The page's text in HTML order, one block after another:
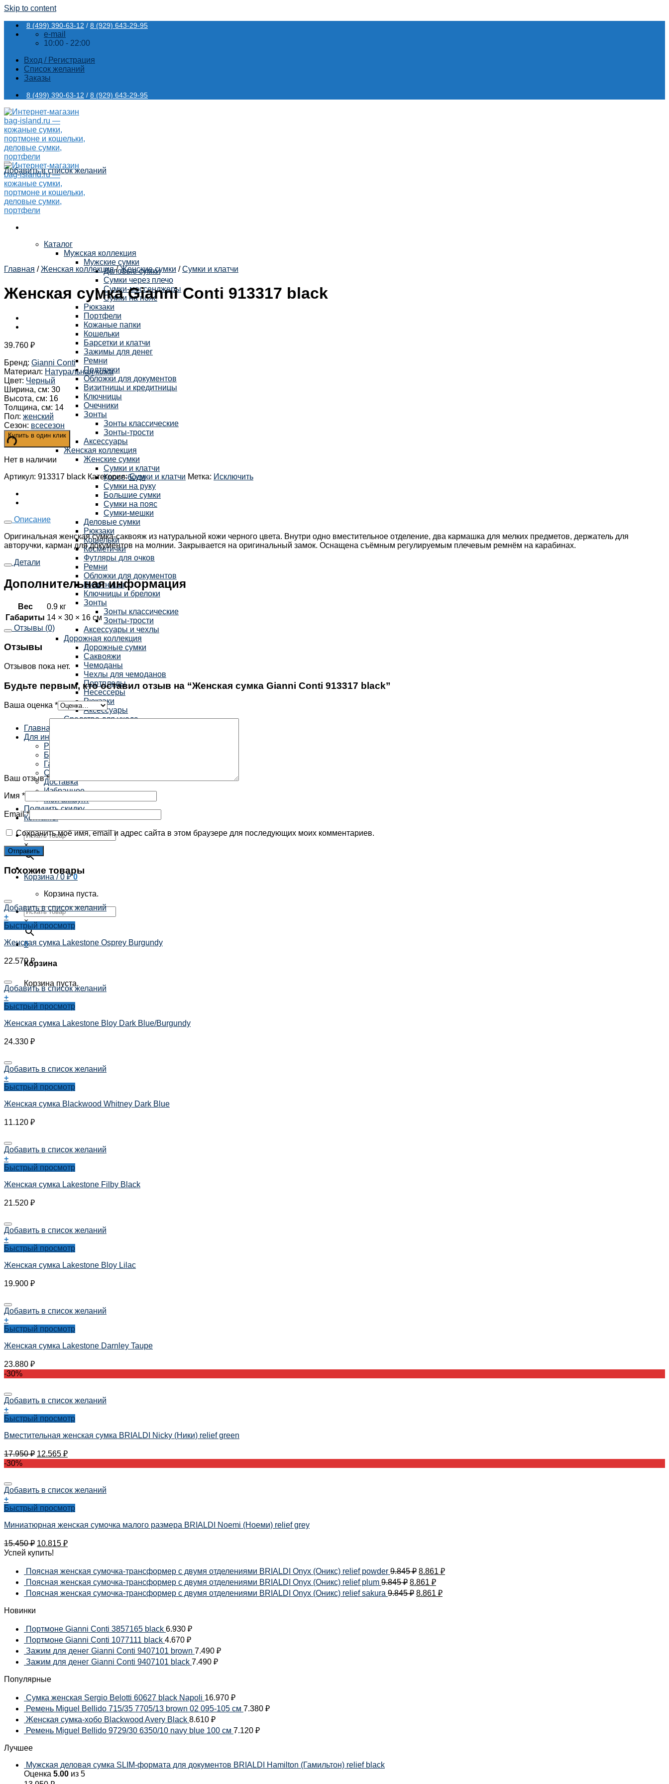
Skip to content
8 (499) 390-63-12 / 8 (929) 643-29-95
e-mail
10:00 - 22:00
Вход / Регистрация
Список желаний
Заказы
8 (499) 390-63-12 / 8 (929) 643-29-95
Каталог
Мужская коллекция
Мужские сумки
Деловые сумки
Сумки через плечо
Сумки-мессенджеры
Сумки на пояс
Рюкзаки
Портфели
Кожаные папки
Кошельки
Барсетки и клатчи
Зажимы для денег
Ремни
Подтяжки
Обложки для документов
Визитницы и кредитницы
Ключницы
Очечники
Зонты
Зонты классические
Зонты-трости
Аксессуары
Женская коллекция
Женские сумки
Сумки и клатчи
Кросс-боди
Сумки на руку
Большие сумки
Сумки на пояс
Сумки-мешки
Деловые сумки
Рюкзаки
Кошельки
Косметички
Футляры для очков
Ремни
Обложки для документов
Визитницы
Ключницы и брелоки
Зонты
Зонты классические
Зонты-трости
Аксессуары и чехлы
Дорожная коллекция
Дорожные сумки
Саквояжи
Чемоданы
Чехлы для чемоданов
Портпледы
Несессеры
Рюкзаки
Аксессуары
Средства для ухода
Главная
Для информации
Распродажа
Бренды
Гарантия
Способы оплаты
Доставка
Избранное
Мой аккаунт
Получить скидку
Контакты
×
Корзина /0 ₽ 0
Корзина пуста.
×
0
Корзина
Корзина пуста.
Добавить в список желаний
Главная / Женская коллекция / Женские сумки / Сумки и клатчи
Женская сумка Gianni Conti 913317 black
39.760 ₽
Бренд: Gianni Conti
Материал: Натуральная кожа
Цвет: Черный
Ширина, см: 30
Высота, см: 16
Толщина, см: 14
Пол: женский
Сезон: всесезон
Купить в один клик
Нет в наличии
Артикул: 913317 black Категория:Сумки и клатчи Метка: Исключить
Описание
Оригинальная женская сумка-саквояж из натуральной кожи черного цвета. Внутри одно вместительное отделение, два кармашка для мелких предметов, держатель для
авторучки, карман для документов на молнии. Закрывается на оригинальный замок. Оснащена съёмным регулируемым плечевым ремнём на карабинах.
Детали
Дополнительная информация
Вес
0.9 кг
Габариты 14 × 30 × 16 см
Отзывы (0)
Отзывы
Отзывов пока нет.
Будьте первым, кто оставил отзыв на “Женская сумка Gianni Conti 913317 black”
Ваша оценка *
Ваш отзыв*
Имя *
Email*
Сохранить моё имя, email и адрес сайта в этом браузере для последующих моих комментариев.
Похожие товары
Добавить в список желаний
+
Быстрый просмотр
Женская сумка Lakestone Osprey Burgundy
22.570₽
Добавить в список желаний
+
Быстрый просмотр
Женская сумка Lakestone Bloy Dark Blue/Burgundy
24.330 ₽
Добавить в список желаний
+
Быстрый просмотр
Женская сумка Blackwood Whitney Dark Blue
11.120 ₽
Добавить в список желаний
+
Быстрый просмотр
Женская сумка Lakestone Filby Black
21.520 ₽
Добавить в список желаний
+
Быстрый просмотр
Женская сумка Lakestone Bloy Lilac
19.900 ₽
Добавить в список желаний
+
Быстрый просмотр
Женская сумка Lakestone Darnley Taupe
23.880 ₽
-30%
Добавить в список желаний
+
Быстрый просмотр
Вместительная женская сумка BRIALDI Nicky (Ники) relief green
17.950₽ 12.565 ₽
-30%
Добавить в список желаний
+
Быстрый просмотр
Миниатюрная женская сумочка малого размера BRIALDI Noemi (Ноеми) relief grey
15.450₽ 10.815 ₽
Успей купить!
Поясная женская сумочка-трансформер с двумя отделениями BRIALDI Onyx (Оникс) relief powder 9.845₽ 8.861 ₽
Поясная женская сумочка-трансформер с двумя отделениями BRIALDI Onyx (Оникс) relief plum 9.845₽ 8.861 ₽
Поясная женская сумочка-трансформер с двумя отделениями BRIALDI Onyx (Оникс) relief sakura 9.845₽ 8.861 ₽
Новинки
Портмоне Gianni Conti 3857165 black 6.930 ₽
Портмоне Gianni Conti 1077111 black 4.670 ₽
Зажим для денег Gianni Conti 9407101 brown 7.490 ₽
Зажим для денег Gianni Conti 9407101 black 7.490 ₽
Популярные
Cумка женская Sergio Belotti 60627 black Napoli 16.970 ₽
Ремень Miguel Bellido 715/35 7705/13 brown 02 095-105 см 7.380 ₽
Женская сумка-хобо Blackwood Avery Black 8.610 ₽
Ремень Miguel Bellido 9729/30 6350/10 navy blue 100 см 7.120 ₽
Лучшее
Мужская деловая сумка SLIM-формата для документов BRIALDI Hamilton (Гамильтон) relief black
Оценка 5.00 из 5